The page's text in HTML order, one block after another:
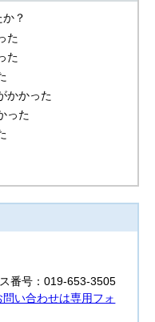
？
た
た
かかった
った
番号：019-653-3505
い合わせは専用フォ